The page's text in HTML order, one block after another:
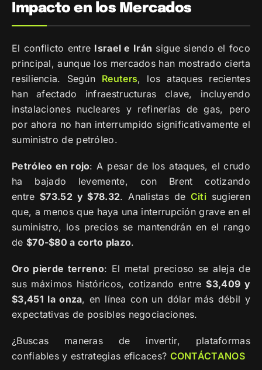
Impacto en los Mercados
El conflicto entre Israel e Irán sigue siendo el foco
principal, aunque los mercados han mostrado cierta
resiliencia. Según Reuters, los ataques recientes
han afectado infraestructuras clave, incluyendo
instalaciones nucleares y refinerías de gas, pero
por ahora no han interrumpido significativamente el
suministro de petróleo.
Petróleo en rojo: A pesar de los ataques, el crudo
ha bajado levemente, con Brent cotizando
entre$73.52 y $78.32. Analistas de Citisugieren
que, a menos que haya una interrupción grave en el
suministro, los precios se mantendrán en el rango
de $70-$80 a corto plazo.
Oro pierde terreno: El metal precioso se aleja de
sus máximos históricos, cotizando entre$3,409 y
$3,451 la onza, en línea con un dólar más débil y
expectativas de posibles negociaciones.
¿Buscas maneras de invertir, plataformas
confiables y estrategias eficaces? CONTÁCTANOS